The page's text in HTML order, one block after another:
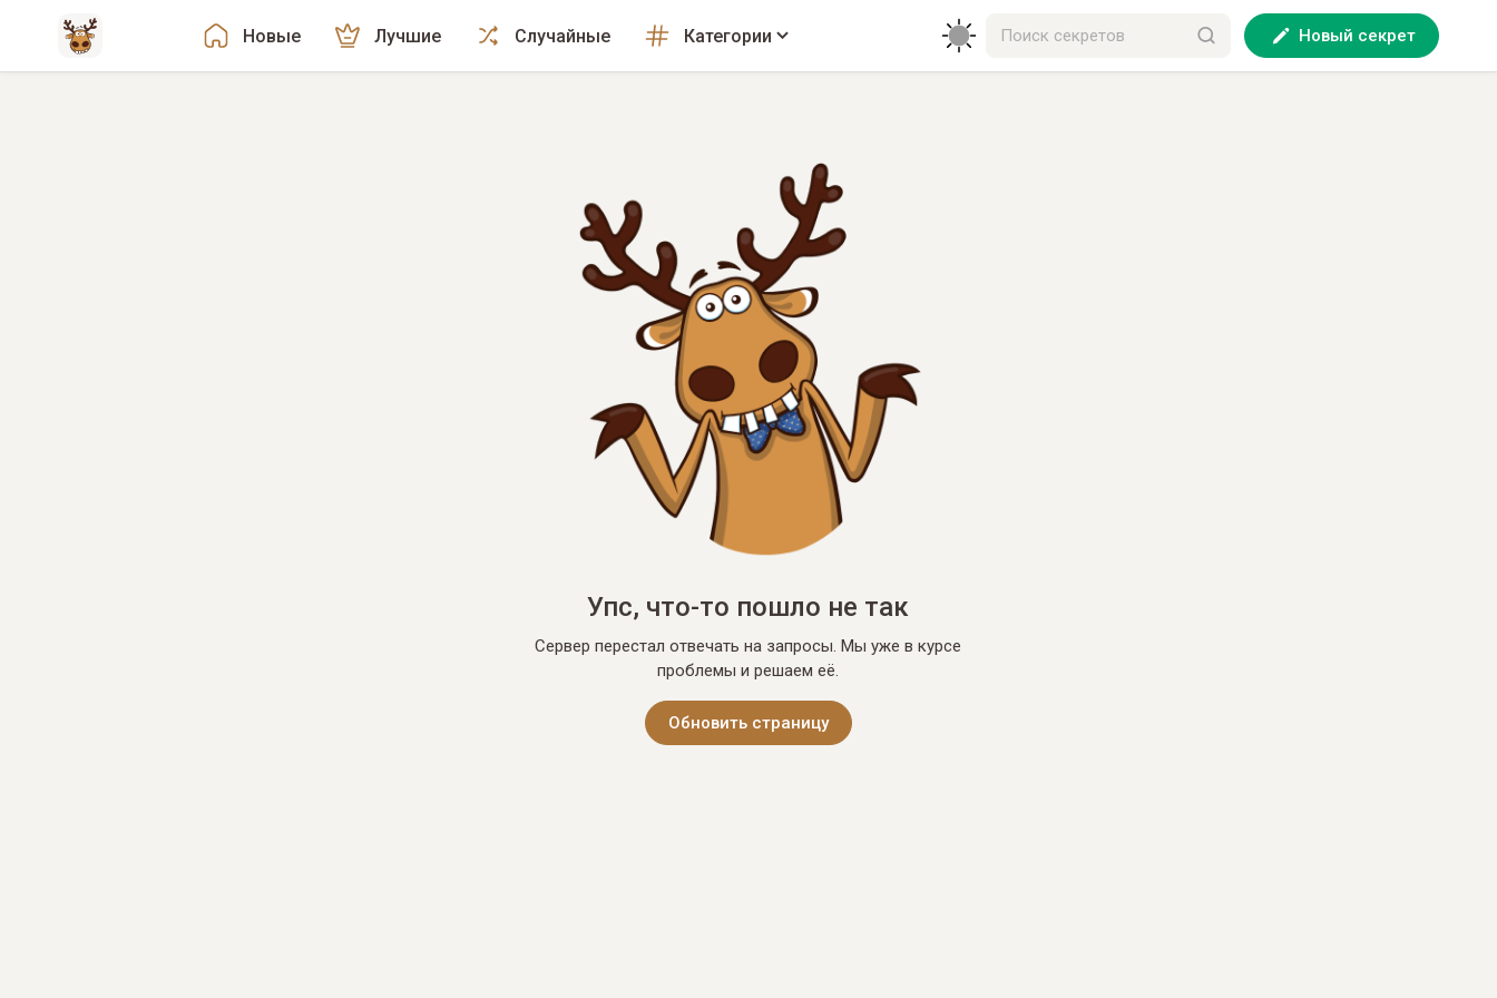
Новые Лучшие Случайные Категории Новый секрет
Упс, что-то пошло не так
Сервер перестал отвечать на запросы. Мы уже в курсе
проблемы и решаем её.
Обновить страницу